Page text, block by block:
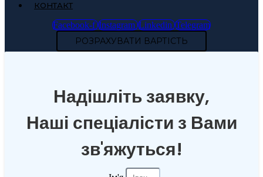
КОНТАКТ
Facebook-f Instagram Linkedin Telegram
РОЗРАХУВАТИ ВАРТІСТЬ
Надішліть заявку,
Наші спеціалісти з Вами
зв'яжуться!